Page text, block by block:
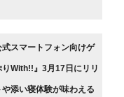
式スマートフォン向けゲ
With!!』3月17日にリリ
添い寝体験が味わえる